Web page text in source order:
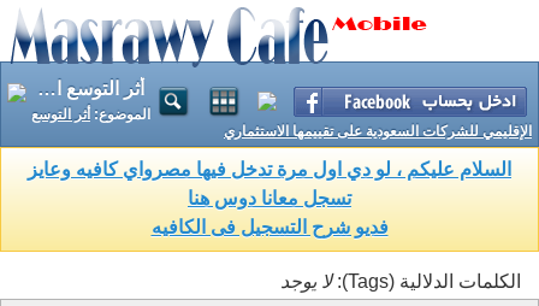
أثر التوسع الإقليمي للشركات السعودية على تقييمها الاستثماري
الموضوع: أثر التوسع
الإقليمي للشركات السعودية على تقييمها الاستثماري
السلام عليكم ، لو دي اول مرة تدخل فيها مصرواي كافيه وعايز
تسجل معانا دوس هنا
فديو شرح التسجيل فى الكافيه
الكلمات الدلالية (Tags):
لا يوجد